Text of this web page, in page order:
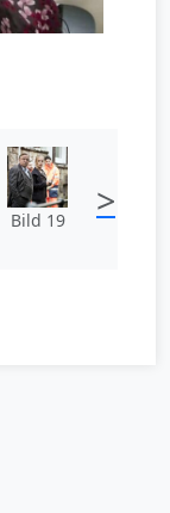
Bild 19 >